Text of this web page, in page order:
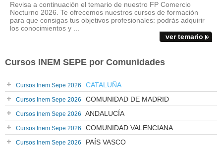
Revisa a continuación el temario de nuestro FP Comercio
Nocturno 2026. Te ofrecemos nuestros cursos de formación
para que consigas tus objetivos profesionales: podrás adquirir
los conocimientos y ...
ver temario
Cursos INEM SEPE por Comunidades
Cursos Inem Sepe 2026 CATALUÑA
Cursos Inem Sepe 2026 COMUNIDAD DE MADRID
Cursos Inem Sepe 2026 ANDALUCÍA
Cursos Inem Sepe 2026 COMUNIDAD VALENCIANA
Cursos Inem Sepe 2026 PAÍS VASCO